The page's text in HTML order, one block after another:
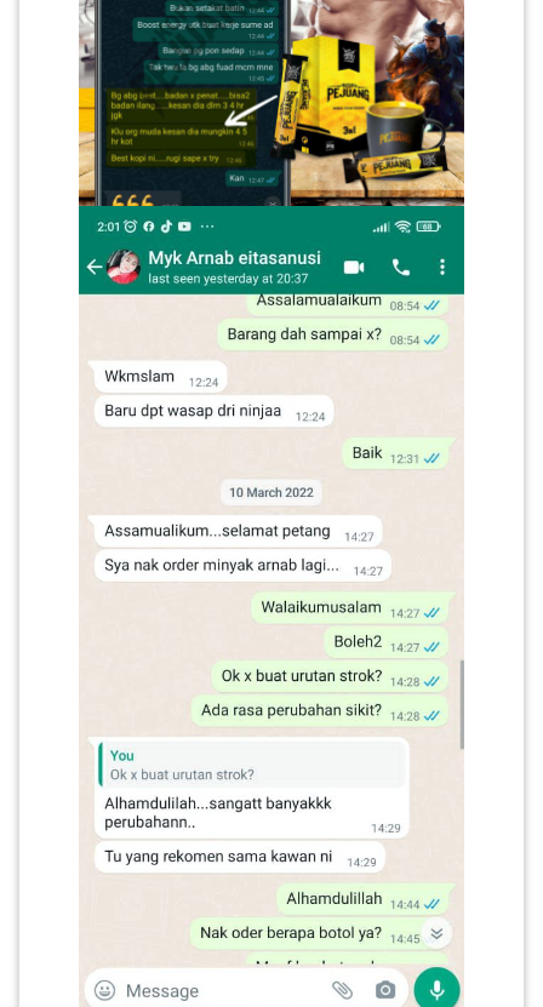
PUTRAJAYA(9)
LABUAN(2)
MALAYSIA(82)
INDONESIA(1)
SINGAPORE(0)